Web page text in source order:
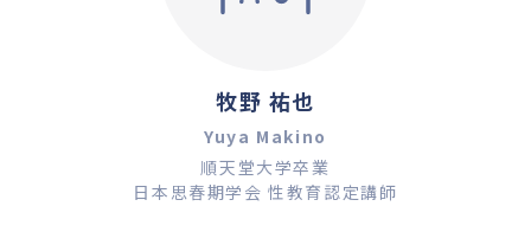
牧野 祐也
Yuya Makino
順天堂大学卒業
日本思春期学会 性教育認定講師